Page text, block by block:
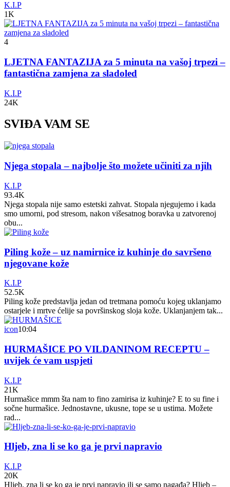
K.I.P
1K
4
LJETNA FANTAZIJA za 5 minuta na vašoj trpezi –
fantastična zamjena za sladoled
K.I.P
24K
SVIĐA VAM SE
Njega stopala – najbolje što možete učiniti za njih
K.I.P
93.4K
Njega stopala nije samo estetski zahvat. Stopala njegujemo i kada
smo umorni, pod stresom, nakon višesatnog boravka u zatvorenoj
obu...
Piling kože – uz namirnice iz kuhinje do savršeno
njegovane kože
K.I.P
52.5K
Piling kože predstavlja jedan od tretmana pomoću kojeg uklanjamo
ostarjele i mrtve ćelije sa površinskog sloja kože. Uklanjanjem tak...
icon10:04
HURMAŠICE PO VILDANINOM RECEPTU –
uvijek će vam uspjeti
K.I.P
21K
Hurmašice mmm šta nam to fino zamirisa iz kuhinje? E to su fine i
sočne hurmašice. Jednostavne, ukusne, tope se u ustima. Možete
rad...
Hljeb, zna li se ko ga je prvi napravio
K.I.P
20K
Hljeb, zna li se ko ga je prvi napravio ili se samo nagađa? Hljeb –